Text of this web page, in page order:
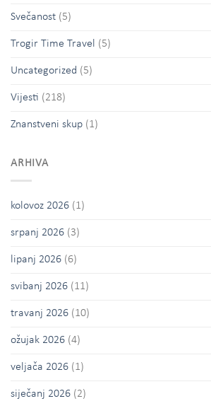
Svečanost (5)
Trogir Time Travel (5)
Uncategorized (5)
Vijesti (218)
Znanstveni skup (1)
ARHIVA
kolovoz 2026 (1)
srpanj 2026 (3)
lipanj 2026 (6)
svibanj 2026 (11)
travanj 2026 (10)
ožujak 2026 (4)
veljača 2026 (1)
siječanj 2026 (2)